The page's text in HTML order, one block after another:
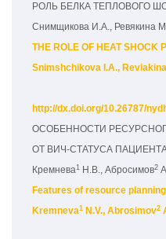
РОЛЬ БЕЛКА ТЕПЛОВОГО
Снимщикова И.А., Ревякина
THE ROLE OF HEAT SHOCK
Snimshchikova I.A.,
http://dx.doi.org/10.26787/
ОСОБЕННОСТИ
ОТ ВИЧ-СТАТУСА
Кремнева1 Н.В., Абросимов2
Features of resource
Kremneva1 N.V., Abrosimov2